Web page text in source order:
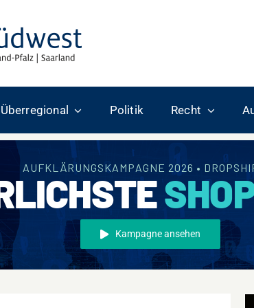
Überregional Politik Recht
AUFKLÄRUNGSKAMPAGNE 2026 •
Kampagne ansehen